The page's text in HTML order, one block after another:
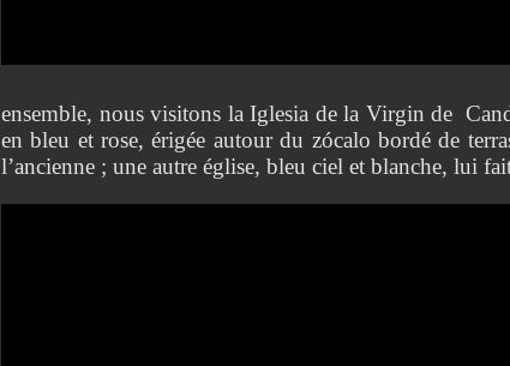
ensemble, nous visitons la Iglesia de la Virgin de
en bleu et rose, érigée autour du zócalo bordé de
l’ancienne ; une autre église, bleu ciel et blanche, lui